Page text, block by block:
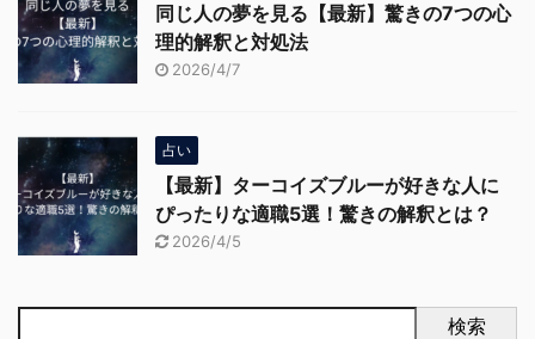
同じ人の夢を見る【最新】驚きの7つの心
理的解釈と対処法
2026/4/7
占い
【最新】ターコイズブルーが好きな人に
ぴったりな適職5選！驚きの解釈とは？
2026/4/5
検索